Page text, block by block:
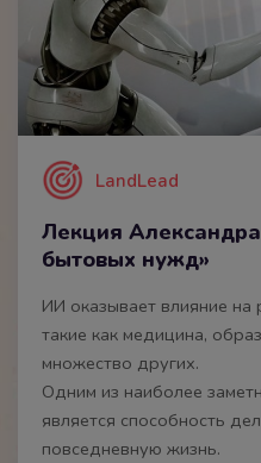
LandLead
Лекция
бытовых нужд»
ИИ оказывает влияние на
такие как медицина,
множество других.
Одним из наиболее
является способность
повседневную жизнь.